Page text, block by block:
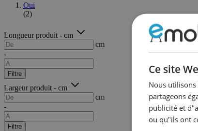
Oui
(2)
Longueur produit - cm
cm
-
Filtre
Largeur produit - cm
cm
-
Filtre
Ce site
Nous
partageons
publicité et
ou qu"ils ont